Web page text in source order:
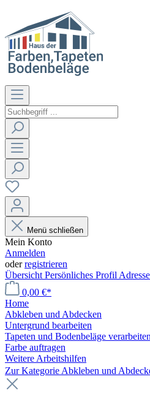
Menü schließen
Mein Konto
Anmelden
oderregistrieren
Übersicht Persönliches Profil
0,00 €*
Home
Abkleben und Abdecken
Untergrund bearbeiten
Tapeten und Bodenbeläge verarbeiten
Farbe auftragen
Weitere Arbeitshilfen
Zur Kategorie Abkleben und